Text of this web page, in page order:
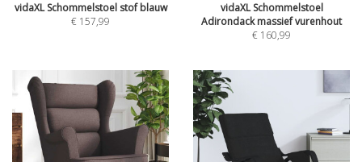
vidaXL Schommelstoel stof blauw
€ 157,99
vidaXL Schommelstoel
Adirondack massief vurenhout
€ 160,99